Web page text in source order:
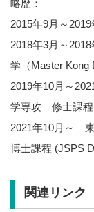
略歴：
2015年9月～
2018年3月～
学（Master Kong
2019年10月～
学専攻 修士課程
2021年10月～
博士課程 (JSPS
関連リンク